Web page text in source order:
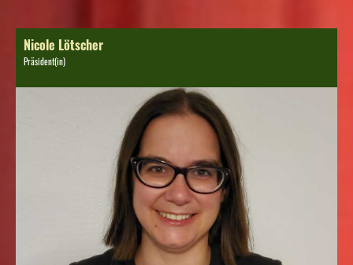
Nicole Lötscher
Präsident(in)